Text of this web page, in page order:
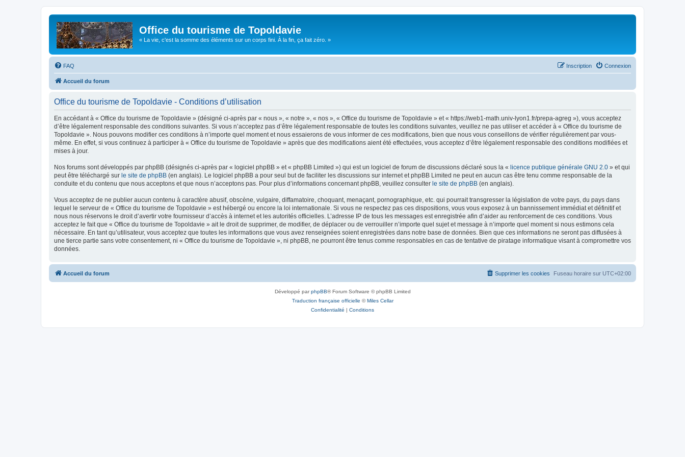
Office du tourisme de Topoldavie
« La vie, c'est la somme des éléments sur un corps fini. À la fin, ça fait zéro. »
FAQ Connexion
Inscription
Accueil du forum
Office du tourisme de Topoldavie - Conditions d’utilisation
En accédant à « Office du tourisme de Topoldavie » (désigné ci-après par « nous », « notre », « nos », « Office du tourisme de Topoldavie » et « https://web1-math.univ-lyon1.fr/prepa-agreg »), vous acceptez
d’être légalement responsable des conditions suivantes. Si vous n’acceptez pas d’être légalement responsable de toutes les conditions suivantes, veuillez ne pas utiliser et accéder à « Office du tourisme de
Topoldavie ». Nous pouvons modifier ces conditions à n’importe quel moment et nous essaierons de vous informer de ces modifications, bien que nous vous conseillons de vérifier régulièrement par vous-
même. En effet, si vous continuez à participer à « Office du tourisme de Topoldavie » après que des modifications aient été effectuées, vous acceptez d’être légalement responsable des conditions modifiées et
mises à jour.
Nos forums sont développés par phpBB (désignés ci-après par « logiciel phpBB » et « phpBB Limited ») qui est un logiciel de forum de discussions déclaré sous la « licence publique générale GNU 2.0 » et qui
peut être téléchargé sur le site de phpBB (en anglais). Le logiciel phpBB a pour seul but de faciliter les discussions sur internet et phpBB Limited ne peut en aucun cas être tenu comme responsable de la
conduite et du contenu que nous acceptons et que nous n’acceptons pas. Pour plus d’informations concernant phpBB, veuillez consulter le site de phpBB (en anglais).
Vous acceptez de ne publier aucun contenu à caractère abusif, obscène, vulgaire, diffamatoire, choquant, menaçant, pornographique, etc. qui pourrait transgresser la législation de votre pays, du pays dans
lequel le serveur de « Office du tourisme de Topoldavie » est hébergé ou encore la loi internationale. Si vous ne respectez pas ces dispositions, vous vous exposez à un bannissement immédiat et définitif et
nous nous réservons le droit d’avertir votre fournisseur d’accès à internet et les autorités officielles. L’adresse IP de tous les messages est enregistrée afin d’aider au renforcement de ces conditions. Vous
acceptez le fait que « Office du tourisme de Topoldavie » ait le droit de supprimer, de modifier, de déplacer ou de verrouiller n’importe quel sujet et message à n’importe quel moment si nous estimons cela
nécessaire. En tant qu’utilisateur, vous acceptez que toutes les informations que vous avez renseignées soient enregistrées dans notre base de données. Bien que ces informations ne seront pas diffusées à
une tierce partie sans votre consentement, ni « Office du tourisme de Topoldavie », ni phpBB, ne pourront être tenus comme responsables en cas de tentative de piratage informatique visant à compromettre vos
données.
Accueil du forum Fuseau horaire sur UTC+02:00
Supprimer les cookies
Développé parphpBB® Forum Software © phpBB Limited
Traduction française officielle ©Miles Cellar
Confidentialité | Conditions